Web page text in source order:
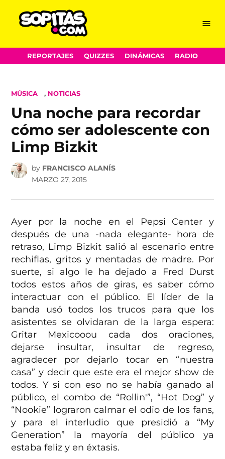
Skip
to
Menu
REPORTAJES QUIZZES DINÁMICAS RADIO
POSTED
MÚSICA , NOTICIAS
Una noche para recordar
cómo ser adolescente con
Limp Bizkit
by FRANCISCO ALANÍS
MARZO 27, 2015
Ayer por la noche en el Pepsi Center y
después de una -nada elegante- hora de
retraso, Limp Bizkit salió al escenario entre
rechiflas, gritos y mentadas de madre. Por
suerte, si algo le ha dejado a Fred Durst
todos estos años de giras, es saber cómo
interactuar con el público. El líder de la
banda usó todos los trucos para que los
asistentes se olvidaran de la larga espera:
Gritar Mexicooou cada dos oraciones,
dejarse insultar, insultar de regreso,
agradecer por dejarlo tocar en “nuestra
casa” y decir que este era el mejor show de
todos. Y si con eso no se había ganado al
público, el combo de “Rollin'”, “Hot Dog” y
“Nookie” lograron calmar el odio de los fans,
y para el interludio que presidió a “My
Generation” la mayoría del público ya
estaba feliz y en éxtasis.